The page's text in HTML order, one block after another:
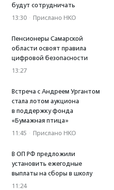
будут сотрудничать
13:30 · Прислано НКО
Пенсионеры Самарской
области освоят правила
цифровой безопасности
13:27
Встреча с Андреем Ургантом
стала лотом аукциона
в поддержку фонда
«Бумажная птица»
11:45 · Прислано НКО
В ОП РФ предложили
установить ежегодные
выплаты на сборы в школу
11:24